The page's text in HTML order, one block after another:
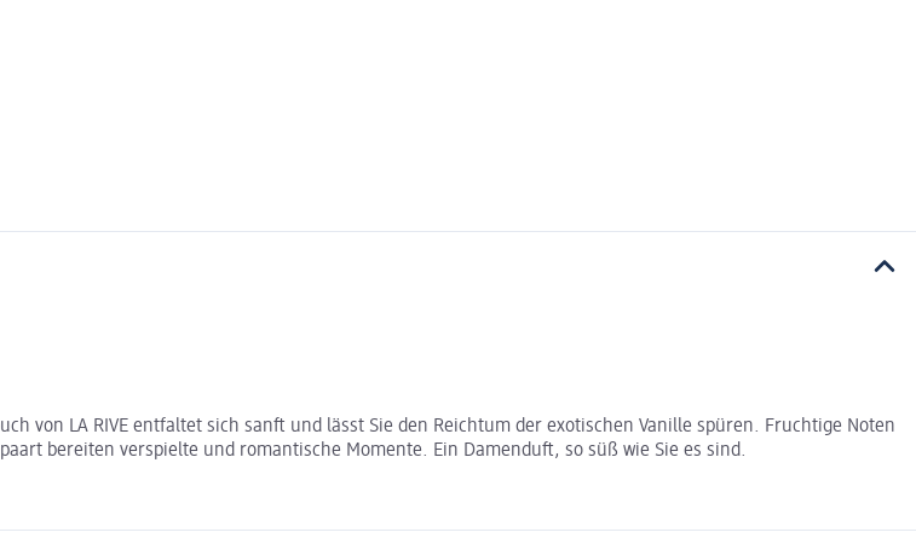
von LA RIVE entfaltet sich sanft und lässt Sie den Reichtum der exotischen Vanille spüren. Fruchtige Noten
bereiten verspielte und romantische Momente. Ein Damenduft, so süß wie Sie es sind.